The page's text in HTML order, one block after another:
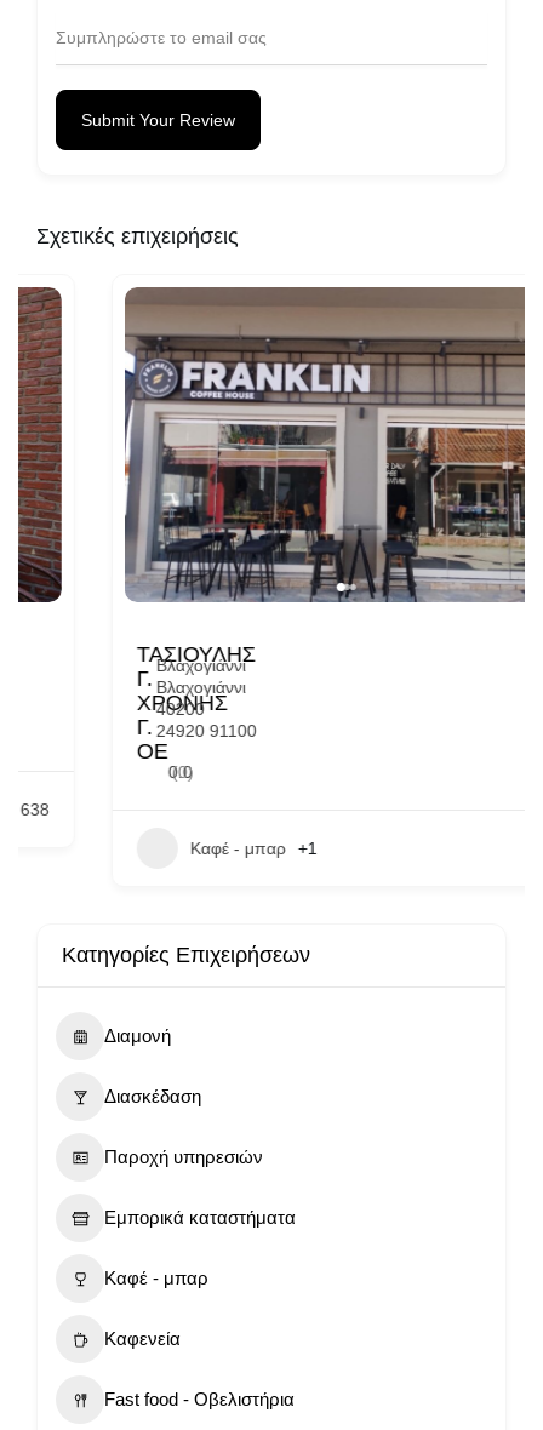
Submit Your Review
Σχετικές επιχειρήσεις
ΤΑΣΙΟΥΛΗΣ
ΧΡΟΝΗΣ
Βλαχογιάννι
Βλαχογιάννι
24920 91100
Καφέ - μπαρ +1
Κατηγορίες Επιχειρήσεων
Διαμονή
Διασκέδαση
Παροχή υπηρεσιών
Εμπορικά καταστήματα
Καφέ - μπαρ
Καφενεία
Fast food - Οβελιστήρια